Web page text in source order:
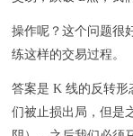
操作呢？这个问题很
练这样的交易过程。
答案是 K 线的反转形
们被止损出局，但是